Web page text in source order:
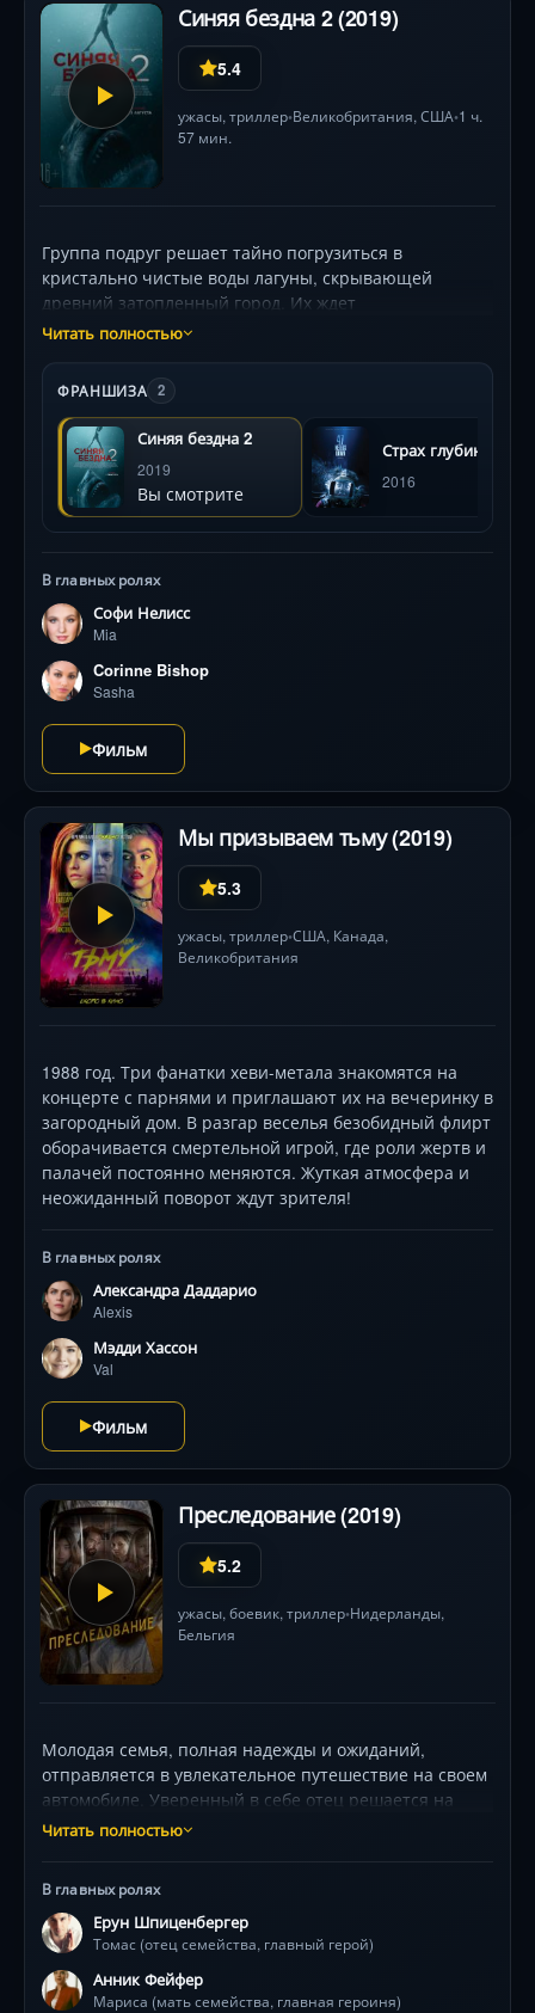
Синяя бездна 2 (2019)
5.4
ужасы, триллер•Великобритания, США•1 ч.
57 мин.
Группа подруг решает тайно погрузиться в
кристально чистые воды лагуны, скрывающей
древний затопленный город. Их ждет
захватывающее приключение: плавание среди руин,
экзотическая красота обманчива. В кромешной
темноте лабиринта их поджидают слепые акулы,
идеальные охотники, для которых девушки — лишь
добыча. Запасы кислорода тают, единственный
выход завален, а каждый поворот в тесных пещерах
грозит смертельной встречей. В отчаянной борьбе за
жизнь они столкнутся не только с чудовищами из
Нелисс, Корин Фокс, Систин Сталлоне и Брианн Тью
ведут вас в самое сердце подводного ужаса .
Читать полностью
ФРАНШИЗА 2
Синяя бездна 2
2019
Вы смотрите
Страх глубины
2016
В главных ролях
Софи Нелисс
Mia
Corinne Bishop
Sasha
Фильм
Мы призываем тьму (2019)
5.3
ужасы, триллер•США, Канада,
Великобритания
1988 год. Три фанатки хеви-метала знакомятся на
концерте с парнями и приглашают их на вечеринку в
загородный дом. В разгар веселья безобидный флирт
оборачивается смертельной игрой, где роли жертв и
палачей постоянно меняются. Жуткая атмосфера и
неожиданный поворот ждут зрителя!
В главных ролях
Александра Даддарио
Alexis
Мэдди Хассон
Val
Фильм
Преследование (2019)
5.2
ужасы, боевик, триллер•Нидерланды,
Бельгия
Молодая семья, полная надежды и ожиданий,
отправляется в увлекательное путешествие на своем
автомобиле. Уверенный в себе отец решается на
опасный маневр, вызвав гнев нерасторопного
минивэн начинает неумолимое преследование
обидчика. Что начинается как обычная поездка,
превращается в невероятную битву за выживание,
где каждый член семьи становится целью их
недоброжелателя.
Читать полностью
В главных ролях
Ерун Шпиценбергер
Томас (отец семейства, главный герой)
Анник Фейфер
Мариса (мать семейства, главная героиня)